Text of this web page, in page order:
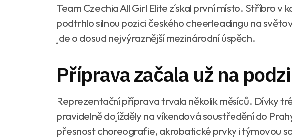
Team Czechia All Girl Elite získal první místo. Stříbro v
podtrhlo silnou pozici českého cheerleadingu na
jde o dosud nejvýraznější mezinárodní úspěch.
Příprava začala už na
Reprezentační příprava trvala několik měsíců. Dívky
pravidelně dojížděly na víkendová soustředění do
přesnost choreografie, akrobatické prvky i týmovou